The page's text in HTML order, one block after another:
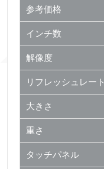
参考価格
インチ数
解像度
リフレッシュレート
大きさ
重さ
タッチパネル